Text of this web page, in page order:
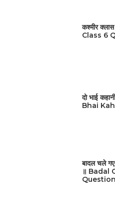
कश्मीर
Class 6
दो भाई
Bhai
बादल चले
॥ Badal